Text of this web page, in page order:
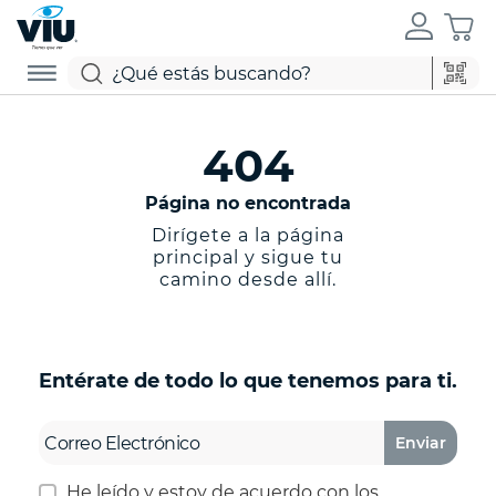
404
Página no encontrada
Dirígete a la página
principal y sigue tu
camino desde allí.
Entérate de todo lo que tenemos para ti.
Enviar